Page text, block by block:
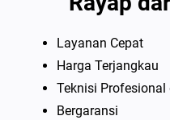
Layanan Cepat
Harga Terjangkau
Teknisi
Bergaransi